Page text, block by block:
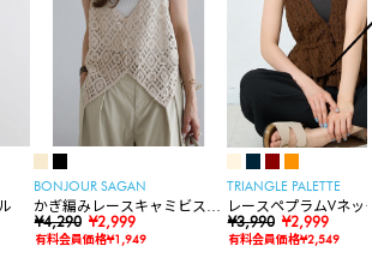
BONJOUR SAGAN
かぎ編みレースキャミビスチ
ェ
¥4,290 ¥2,999
有料会員価格¥1,949
TRIANGLE PALETTE
レースペプラムVネッ
ト
¥3,990 ¥2,999
有料会員価格¥2,549